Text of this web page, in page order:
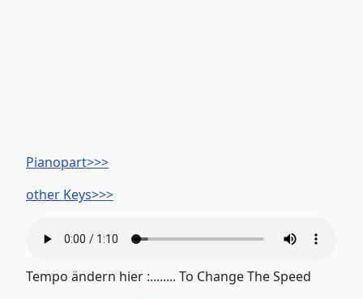
Pianopart>>>
other Keys>>>
Tempo ändern hier :........ To Change The Speed